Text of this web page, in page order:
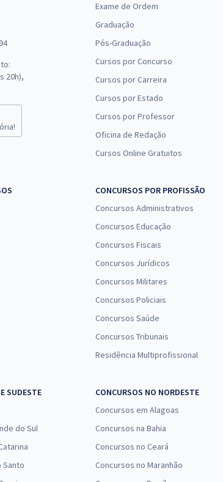
20h),
Exame de Ordem
Graduação
Pós-Graduação
Cursos por Concurso
Cursos por Carreira
Cursos por Estado
Cursos por Professor
Oficina de Redação
Cursos Online Gratuitos
CONCURSOS POR PROFISSÃO
Concursos Administrativos
Concursos Educação
Concursos Fiscais
Concursos Jurídicos
Concursos Militares
Concursos Policiais
Concursos Saúde
Concursos Tribunais
Residência Multiprofissional
SUDESTE
do Sul
Santo
CONCURSOS NO NORDESTE
Concursos em Alagoas
Concursos na Bahia
Concursos no Ceará
Concursos no Maranhão